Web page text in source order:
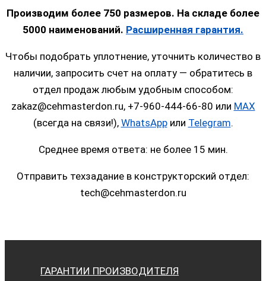
Производим более 750 размеров. На складе более
5000 наименований. Расширенная гарантия.
Чтобы подобрать уплотнение, уточнить количество в
наличии, запросить счет на оплату — обратитесь в
отдел продаж любым удобным способом:
zakaz@cehmasterdon.ru, +7-960-444-66-80 или MAX
(всегда на связи!), WhatsAppили Telegram.
Среднее время ответа: не более 15 мин.
Отправить техзадание в конструкторский отдел:
tech@cehmasterdon.ru
ГАРАНТИИ ПРОИЗВОДИТЕЛЯ